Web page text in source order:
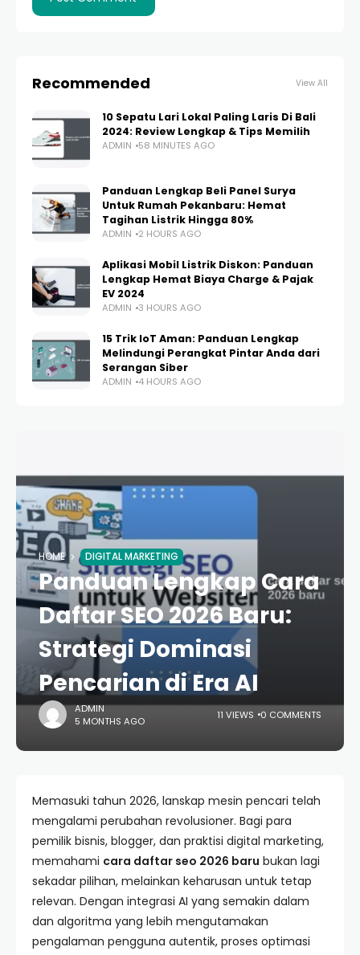
Recommended View All
10 Sepatu Lari Lokal Paling Laris Di Bali
2024: Review Lengkap & Tips Memilih
ADMIN 58 MINUTES AGO
Panduan Lengkap Beli Panel Surya
Untuk Rumah Pekanbaru: Hemat
Tagihan Listrik Hingga 80%
ADMIN 2 HOURS AGO
Aplikasi Mobil Listrik Diskon: Panduan
Lengkap Hemat Biaya Charge & Pajak
EV 2024
ADMIN 3 HOURS AGO
15 Trik IoT Aman: Panduan Lengkap
Melindungi Perangkat Pintar Anda dari
Serangan Siber
ADMIN 4 HOURS AGO
HOME DIGITAL MARKETING
Panduan Lengkap Cara
Daftar SEO 2026 Baru:
Strategi Dominasi
Pencarian di Era AI
ADMIN
5 MONTHS AGO
11 VIEWS 0 COMMENTS
Memasuki tahun 2026, lanskap mesin pencari telah
mengalami perubahan revolusioner. Bagi para
pemilik bisnis, blogger, dan praktisi digital marketing,
memahami cara daftar seo 2026 baru bukan lagi
sekadar pilihan, melainkan keharusan untuk tetap
relevan. Dengan integrasi AI yang semakin dalam
dan algoritma yang lebih mengutamakan
pengalaman pengguna autentik, proses optimasi